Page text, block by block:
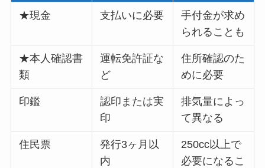
★現金 支払いに必要
手付金が求め
られることも
★本人確認書
類
運転免許証な
ど
住所確認のた
めに必要
印鑑
認印または実
印
排気量によっ
て異なる
住民票
発行3ヶ月以
内
250cc以上で
必要になるこ